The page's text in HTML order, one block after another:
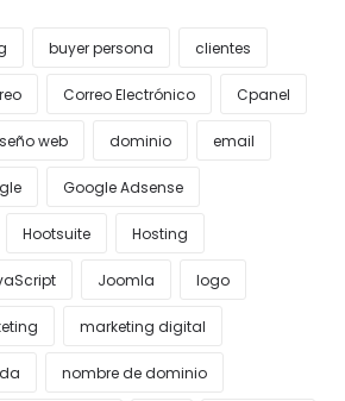
buyer persona clientes
Correo Electrónico Cpanel
web dominio email
Google Adsense
Hootsuite Hosting
Joomla logo
marketing digital
nombre de dominio